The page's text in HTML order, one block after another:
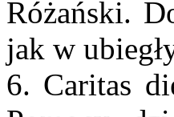
Różański.
jak w
6. Caritas